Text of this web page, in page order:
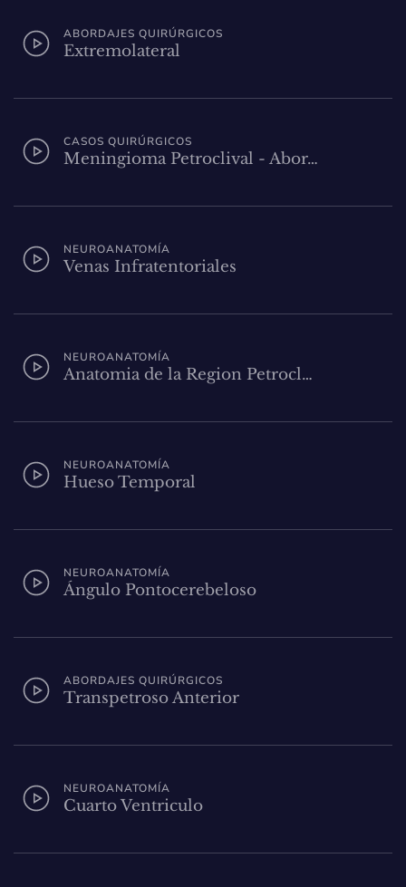
ABORDAJES QUIRÚRGICOS
Extremolateral
CASOS QUIRÚRGICOS
Meningioma Petroclival - Abor…
NEUROANATOMÍA
Venas Infratentoriales
NEUROANATOMÍA
Anatomia de la Region Petrocl…
NEUROANATOMÍA
Hueso Temporal
NEUROANATOMÍA
Ángulo Pontocerebeloso
ABORDAJES QUIRÚRGICOS
Transpetroso Anterior
NEUROANATOMÍA
Cuarto Ventriculo